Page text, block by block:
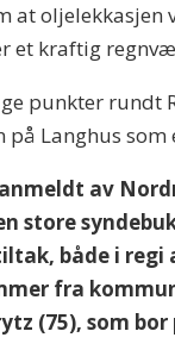
et kraftig
punkter rundt
Langhus som
av
store
både i regi
fra
(75), som